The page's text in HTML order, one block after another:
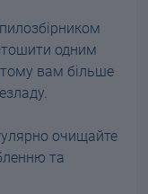
одним
вам більше
очищайте
та